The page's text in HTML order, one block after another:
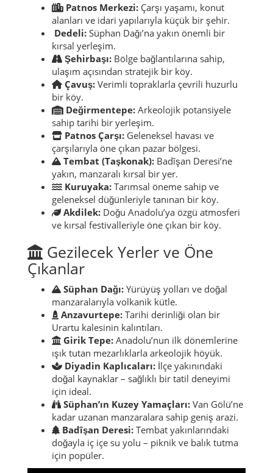
Patnos Merkezi: Çarşı yaşamı, konut
alanları ve idari yapılarıyla küçük bir şehir.
Dedeli: Süphan Dağı’na yakın önemli bir
kırsal yerleşim.
Şehirbaşı: Bölge bağlantılarına sahip,
ulaşım açısından stratejik bir köy.
Çavuş: Verimli topraklarla çevrili huzurlu
bir köy.
Değirmentepe: Arkeolojik potansiyele
sahip tarihi bir yerleşim.
Patnos Çarşı: Geleneksel havası ve
çarşılarıyla öne çıkan pazar bölgesi.
Tembat (Taşkonak): Badîşan Deresi’ne
yakın, manzaralı kırsal bir yer.
Kuruyaka: Tarımsal öneme sahip ve
geleneksel düğünleriyle tanınan bir köy.
Akdilek: Doğu Anadolu’ya özgü atmosferi
ve kırsal festivalleriyle öne çıkan bir köy.
Gezilecek Yerler ve Öne
Çıkanlar
Süphan Dağı: Yürüyüş yolları ve doğal
manzaralarıyla volkanik kütle.
Anzavurtepe: Tarihi derinliği olan bir
Urartu kalesinin kalıntıları.
Girik Tepe: Anadolu’nun ilk dönemlerine
ışık tutan mezarlıklarla arkeolojik höyük.
Diyadin Kaplıcaları: İlçe yakınındaki
doğal kaynaklar – sağlıklı bir tatil deneyimi
için ideal.
Süphan’ın Kuzey Yamaçları: Van Gölü’ne
kadar uzanan manzaralara sahip geniş arazi.
Badîşan Deresi: Tembat yakınlarındaki
doğayla iç içe su yolu – piknik ve balık tutma
için popüler.